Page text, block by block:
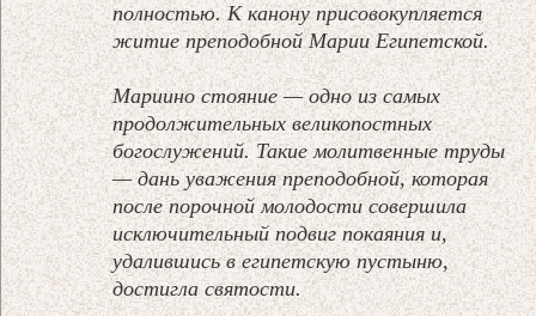
полностью. К канону присовокупляется
житие преподобной Марии Египетской.
Мариино стояние — одно из самых
продолжительных великопостных
богослужений. Такие молитвенные труды
— дань уважения преподобной, которая
после порочной молодости совершила
исключительный подвиг покаяния и,
удалившись в египетскую пустыню,
достигла святости.